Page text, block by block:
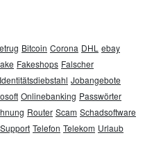
Bitcoin Corona DHL ebay
Fakeshops Falscher
Identitätsdiebstahl Jobangebote
Onlinebanking Passwörter
Router Scam Schadsoftware
Support Telefon Telekom Urlaub